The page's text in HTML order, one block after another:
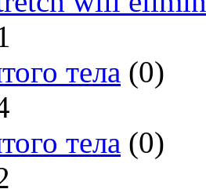
тела (0)
тела (0)